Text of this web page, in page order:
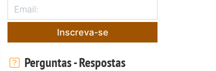
Inscreva-se
Perguntas - Respostas